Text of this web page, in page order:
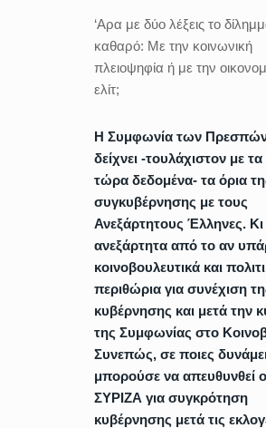
‘Αρα με δύο λέξεις το
καθαρό: Με την κοινωνική
πλειοψηφία ή με την
ελίτ;
Η Συμφωνία των
δείχνει -τουλάχιστον με
τώρα δεδομένα- τα όρια
συγκυβέρνησης με τους
Ανεξάρτητους Έλληνες.
ανεξάρτητα από το αν
κοινοβουλευτικά και
περιθώρια για συνέχιση
κυβέρνησης και μετά την
της Συμφωνίας στο
Συνεπώς, σε ποιες
μπορούσε να απευθυνθεί ο
ΣΥΡΙΖΑ για συγκρότηση
κυβέρνησης μετά τις